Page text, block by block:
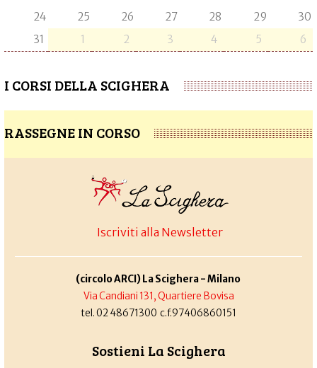
24
25 26 27 28 29
30
31
1 2 3 4 5 6
I CORSI DELLA SCIGHERA
RASSEGNE IN CORSO
Iscriviti alla Newsletter
(circolo ARCI) La Scighera - Milano
Via Candiani 131, Quartiere Bovisa
tel. 02 48671300 c.f.97406860151
Sostieni La Scighera